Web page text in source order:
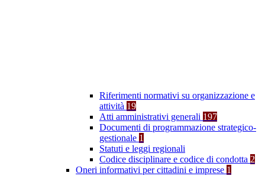
Riferimenti normativi su organizzazione e
attività 19
Atti amministrativi generali 197
Documenti di programmazione strategico-
gestionale 1
Statuti e leggi regionali
Codice disciplinare e codice di condotta 2
Oneri informativi per cittadini e imprese 1